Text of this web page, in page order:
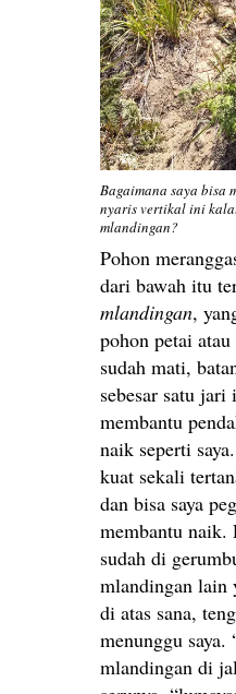
Bagaimana saya bisa
nyaris vertikal ini
mlandingan?
Pohon
dari bawah itu
mlandingan,
pohon petai
sudah mati,
sebesar satu jari
membantu
naik seperti
kuat sekali
dan bisa saya
membantu
sudah di
mlandingan lain
di atas sana,
menunggu saya.
mlandingan di